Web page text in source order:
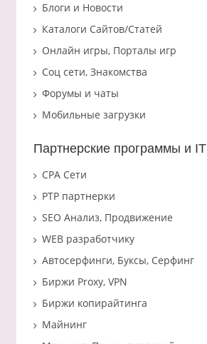
Блоги и Новости
Каталоги Сайтов/Статей
Онлайн игры, Порталы игр
Соц сети, Знакомства
Форумы и чаты
Мобильные загрузки
Партнерские программы и IT
CPA Сети
PTP партнерки
SEO Анализ, Продвижение
WEB разработчику
Автосерфинги, Буксы, Серфинг
Биржи Proxy, VPN
Биржи копирайтинга
Майнинг